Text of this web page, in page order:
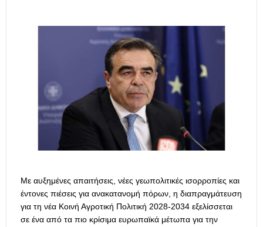
Με αυξημένες απαιτήσεις, νέες γεωπολιτικές ισορροπίες και
έντονες πιέσεις για ανακατανομή πόρων, η διαπραγμάτευση
για τη νέα Κοινή Αγροτική Πολιτική 2028-2034 εξελίσσεται
σε ένα από τα πιο κρίσιμα ευρωπαϊκά μέτωπα για την